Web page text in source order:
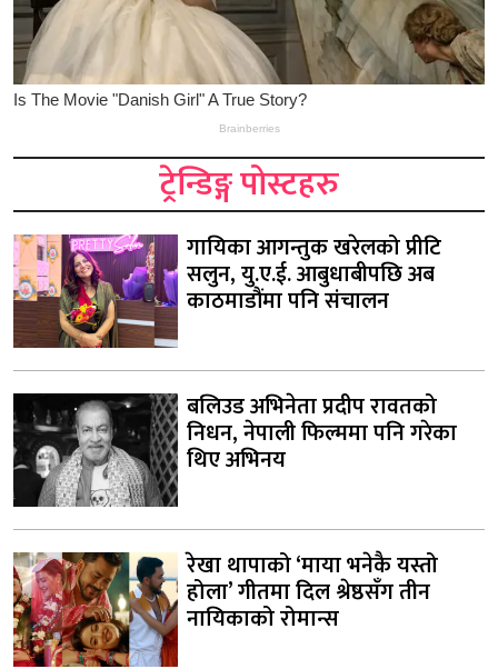
ट्रेन्डिङ्ग पोस्टहरु
गायिका आगन्तुक खरेलको प्रीटि
सलुन, यु.ए.ई. आबुधाबीपछि अब
काठमाडौंमा पनि संचालन
बलिउड अभिनेता प्रदीप रावतको
निधन, नेपाली फिल्ममा पनि गरेका
थिए अभिनय
रेखा थापाको ‘माया भनेकै यस्तो
होला’ गीतमा दिल श्रेष्ठसँग तीन
नायिकाको रोमान्स